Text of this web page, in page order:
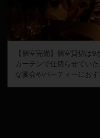
【個室完備】個室貸切は
カーテンで仕切らせてい
な宴会やパーティーにお